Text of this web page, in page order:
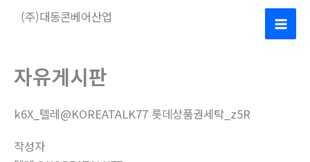
(주)대동콘베어산업
Main
자유게시판
k6X_텔레@KOREATALK77 롯데상품권세탁_z5R
작성자